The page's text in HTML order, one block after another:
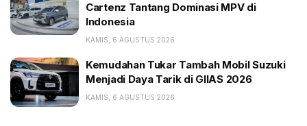
Penampilannya silakan liat sendiri. Mantap, Eropa
banget, dan sangat berkelas.
Moncong depannya terlihat manis dengan DRL
berbentuk seperti pistol. Lalu kaca lampu beraksen
gelap. Bagian bemper super patah menambah
Cartenz Tantang Dominasi MPV di
Indonesia
KAMIS, 6 AGUSTUS 2026
Kemudahan Tukar Tambah Mobil Suzuki
Menjadi Daya Tarik di GIIAS 2026
KAMIS, 6 AGUSTUS 2026